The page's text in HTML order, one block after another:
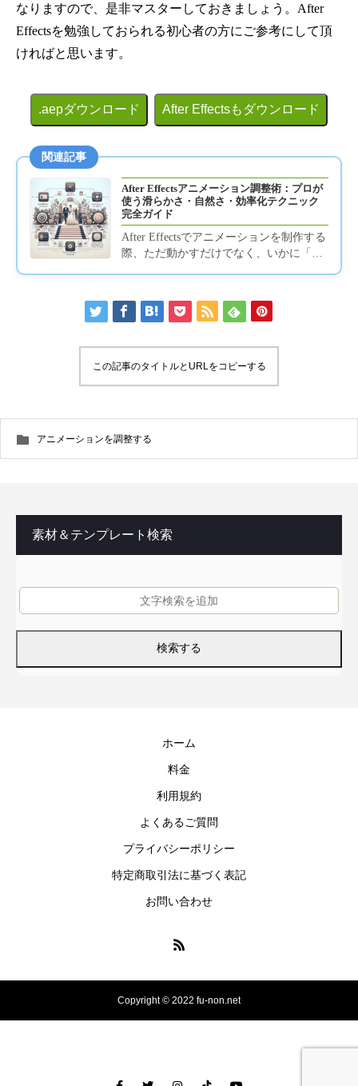
なりますので、是非マスターしておきましょう。After
Effectsを勉強しておられる初心者の方にご参考にして頂
ければと思います。
.aepダウンロード After Effectsもダウンロード
関連記事
After Effectsアニメーション調整術：プロが
使う滑らかさ・自然さ・効率化テクニック
完全ガイド
After Effectsでアニメーションを制作する
際、ただ動かすだけでなく、いかに「自
この記事のタイトルとURLをコピーする
アニメーションを調整する
素材＆テンプレート検索
ホーム
料金
利用規約
よくあるご質問
プライバシーポリシー
特定商取引法に基づく表記
お問い合わせ
Copyright © 2022 fu-non.net